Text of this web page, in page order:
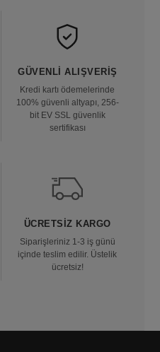
GÜVENLI ALIŞVERIŞ
Kredi kartı ödemelerinde
100% güvenli altyapı, 256-
bit EV SSL güvenlik
sertifikası
ÜCRETSIZ KARGO
Siparişleriniz 1-3 iş günü
içinde teslim edilir. Üstelik
ücretsiz!